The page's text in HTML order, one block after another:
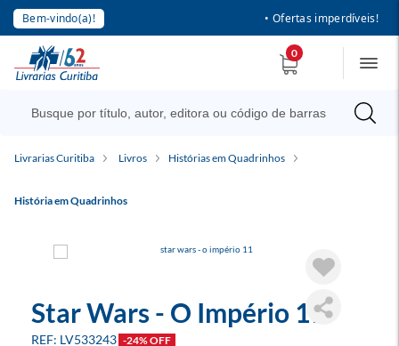
Bem-vindo(a)! • Ofertas imperdíveis!
0
Livrarias Curitiba Livros Histórias em Quadrinhos
História em Quadrinhos
Star Wars - O Império 11
LV533243 -24% OFF